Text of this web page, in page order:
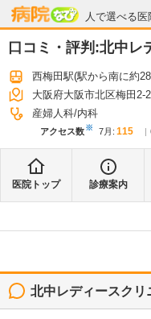
人で選べる医
病院なび
口コミ・評判:北中レ
西梅田駅(駅から南に約
大阪府大阪市北区梅田2-
産婦人科 内科
アクセス数※ 7月 : 115
医院トップ 診療案内
北中レディースクリ